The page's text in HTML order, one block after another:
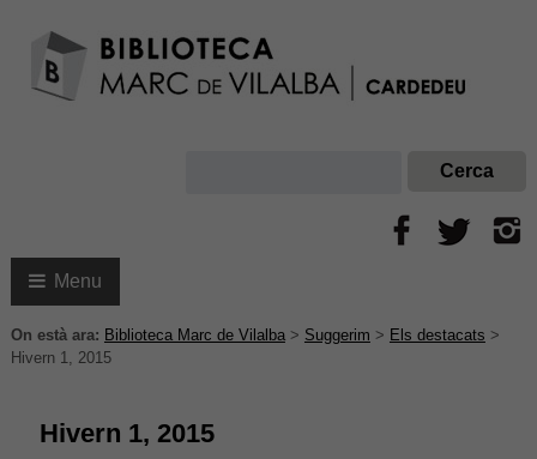
Menu
On està ara: Biblioteca Marc de Vilalba> Suggerim > Els destacats >
Hivern 1, 2015
Hivern 1, 2015